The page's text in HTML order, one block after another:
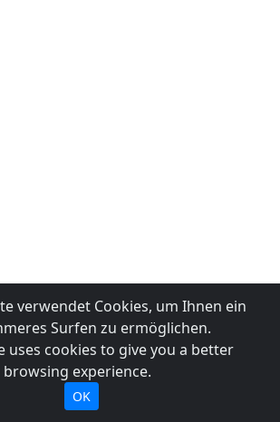
verwendet Cookies, um Ihnen ein
Surfen zu ermöglichen.
uses cookies to give you a better
browsing experience.
OK